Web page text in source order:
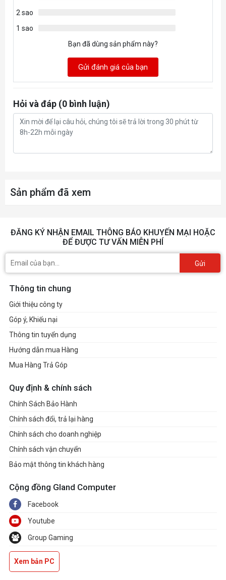
2 sao
1 sao
Bạn đã dùng sản phẩm này?
Gửi đánh giá của bạn
Hỏi và đáp (0 bình luận)
Sản phẩm đã xem
ĐĂNG KÝ NHẬN EMAIL THÔNG BÁO KHUYẾN MẠI HOẶC
ĐỂ ĐƯỢC TƯ VẤN MIỄN PHÍ
Gửi
Thông tin chung
Giới thiệu công ty
Góp ý, Khiếu nại
Thông tin tuyển dụng
Hướng dẫn mua Hàng
Mua Hàng Trả Góp
Quy định & chính sách
Chính Sách Bảo Hành
Chính sách đổi, trả lại hàng
Chính sách cho doanh nghiệp
Chính sách vận chuyển
Bảo mật thông tin khách hàng
Cộng đồng Gland Computer
Facebook
Youtube
Group Gaming
Xem bản PC